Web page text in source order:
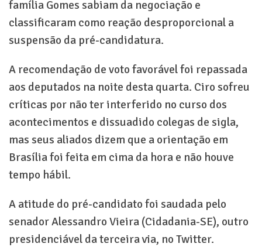
família Gomes sabiam da negociação e
classificaram como reação desproporcional a
suspensão da pré-candidatura.
A recomendação de voto favorável foi repassada
aos deputados na noite desta quarta. Ciro sofreu
críticas por não ter interferido no curso dos
acontecimentos e dissuadido colegas de sigla,
mas seus aliados dizem que a orientação em
Brasília foi feita em cima da hora e não houve
tempo hábil.
A atitude do pré-candidato foi saudada pelo
senador Alessandro Vieira (Cidadania-SE), outro
presidenciável da terceira via, no Twitter.